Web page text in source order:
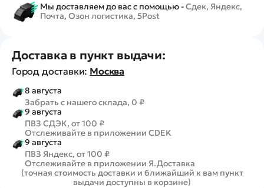
Мы доставляем до вас с помощью -Сдек, Яндекс,
Почта, Озон логистика, 5Post
Доставка в пункт выдачи:
Город доставки: Москва
8 августа
Забрать с нашего склада, 0 ₽
9 августа
ПВЗ СДЭК, от 100 ₽
Отслеживайте в приложении CDEK
9 августа
ПВЗ Яндекс, от 100 ₽
Отслеживайте в приложении Я.Доставка
(точная стоимость доставки и ближайший к вам пункт
выдачи доступны в корзине)